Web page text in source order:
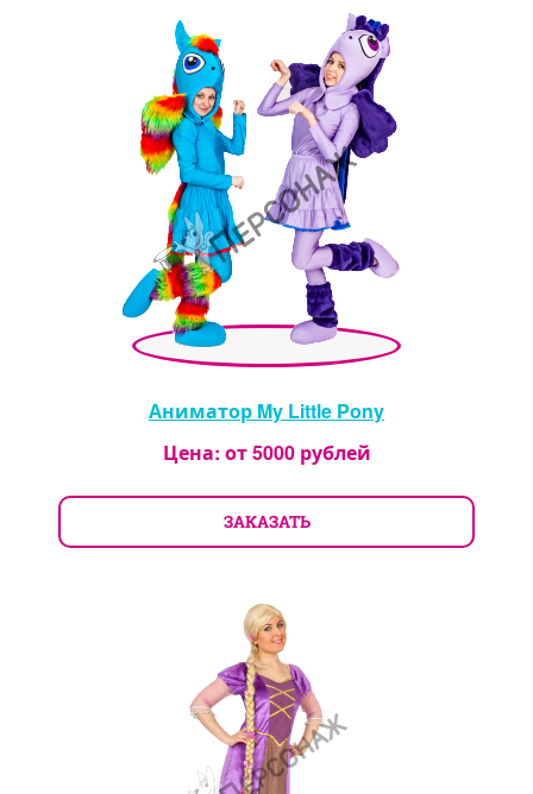
Аниматор My Little Pony
Цена: от5000рублей
ЗАКАЗАТЬ